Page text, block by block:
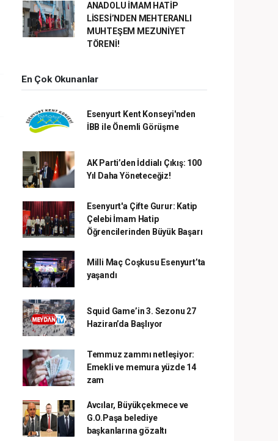
ANADOLU İMAM HATİP
LİSESİ’NDEN MEHTERANLI
MUHTEŞEM MEZUNİYET
TÖRENİ!
En Çok Okunanlar
Esenyurt Kent Konseyi'nden
İBB ile Önemli Görüşme
AK Parti’den İddialı Çıkış: 100
Yıl Daha Yöneteceğiz!
Esenyurt'a Çifte Gurur: Katip
Çelebi İmam Hatip
Öğrencilerinden Büyük Başarı
Milli Maç Coşkusu Esenyurt’ta
yaşandı
Squid Game’in 3. Sezonu 27
Haziran’da Başlıyor
Temmuz zammı netleşiyor:
Emekli ve memura yüzde 14
zam
Avcılar, Büyükçekmece ve
G.O.Paşa belediye
başkanlarına gözaltı